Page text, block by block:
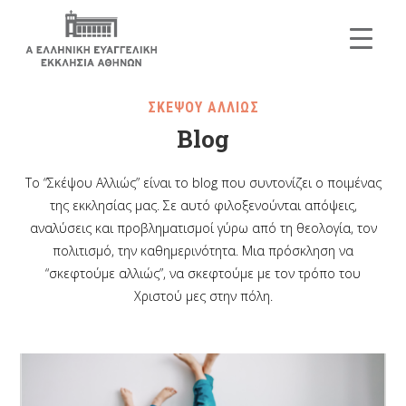
ΣΚΕΨΟΥ ΑΛΛΙΩΣ
Blog
Το “Σκέψου Αλλιώς” είναι το blog που συντονίζει ο ποιμένας
της εκκλησίας μας. Σε αυτό φιλοξενούνται απόψεις,
αναλύσεις και προβληματισμοί γύρω από τη θεολογία, τον
πολιτισμό, την καθημερινότητα. Μια πρόσκληση να
“σκεφτούμε αλλιώς”, να σκεφτούμε με τον τρόπο του
Χριστού μες στην πόλη.